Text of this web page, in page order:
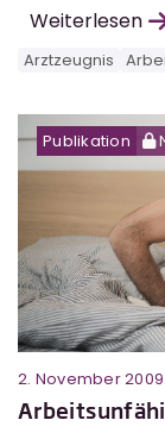
Weiterlesen
Arztzeugnis
Publikation
2. November 2009